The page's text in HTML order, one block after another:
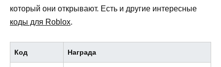
который они открывают. Есть и другие интересные
коды для Roblox.
Код Награда